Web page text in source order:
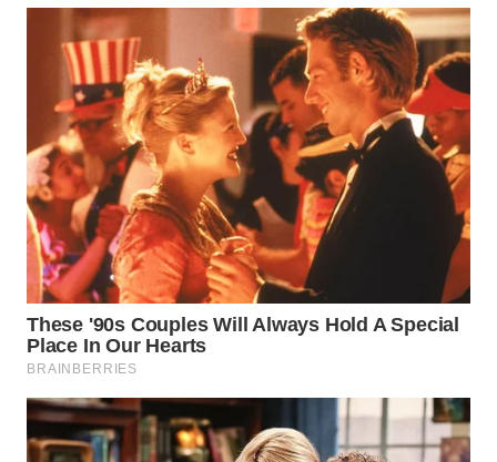
WN
LANGKAT
WN
TAPANULI
SELATAN
WN
TANJUNG
LESUNG
WN
KARO
WN
SIMALUNGUN